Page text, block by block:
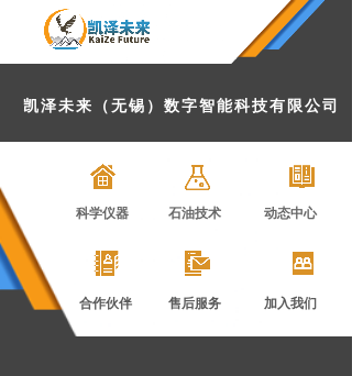
凯泽未来（无锡）数字智能科技有限公司
科学仪器 石油技术 动态中心
合作伙伴 售后服务 加入我们